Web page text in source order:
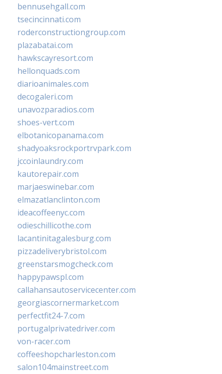
bennusehgall.com
tsecincinnati.com
roderconstructiongroup.com
plazabatai.com
hawkscayresort.com
hellonquads.com
diarioanimales.com
decogaleri.com
unavozparadios.com
shoes-vert.com
elbotanicopanama.com
shadyoaksrockportrvpark.com
jccoinlaundry.com
kautorepair.com
marjaeswinebar.com
elmazatlanclinton.com
ideacoffeenyc.com
odieschillicothe.com
lacantinitagalesburg.com
pizzadeliverybristol.com
greenstarsmogcheck.com
happypawspl.com
callahansautoservicecenter.com
georgiascornermarket.com
perfectfit24-7.com
portugalprivatedriver.com
von-racer.com
coffeeshopcharleston.com
salon104mainstreet.com